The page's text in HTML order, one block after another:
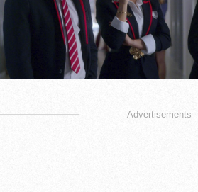
Advertisements